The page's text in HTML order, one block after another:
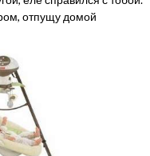
отпущу домой